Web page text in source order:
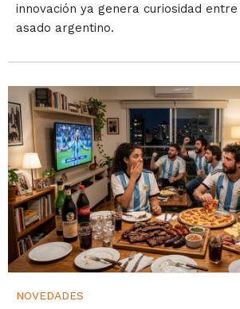
innovación ya genera curiosidad
asado argentino.
NOVEDADES